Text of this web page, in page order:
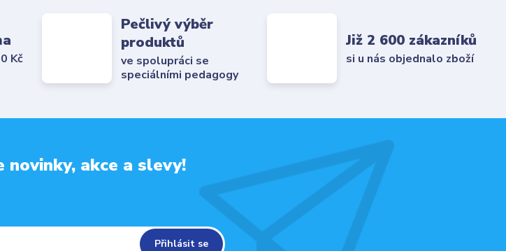
Kč
Pečlivý výběr
produktů
ve spolupráci se
speciálními pedagogy
Již 2 600 zákazníků
si u nás objednalo zboží
novinky, akce a slevy!
Přihlásit se